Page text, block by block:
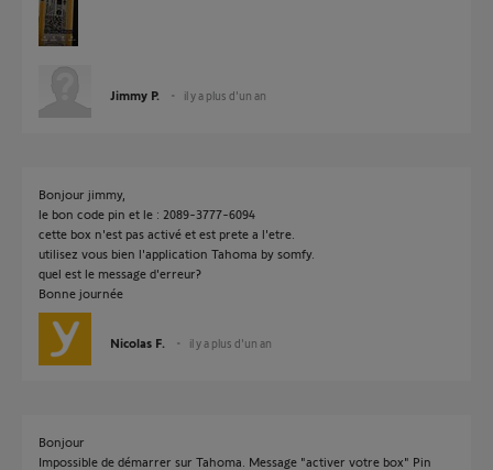
Jimmy P. il y a plus d'un an
Bonjour jimmy,
le bon code pin et le : 2089-3777-6094
cette box n'est pas activé et est prete a l'etre.
utilisez vous bien l'application Tahoma by somfy.
quel est le message d'erreur?
Bonne journée
Nicolas F. il y a plus d'un an
Bonjour
Impossible de démarrer sur Tahoma. Message "activer votre box" Pin